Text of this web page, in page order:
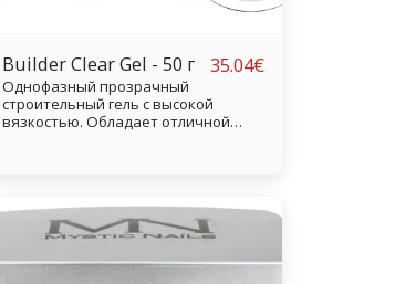
Builder Clear Gel - 50 г 35.04€
Однофазный прозрачный
строительный гель с высокой
вязкостью. Обладает отличной
идеально подходит как для
начинающих, так и для опытных
техников. После отверждения
останется чистой водой без